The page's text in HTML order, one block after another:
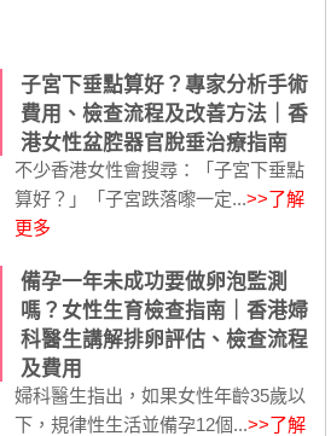
子宮下垂點算好？專家分析手術
費用、檢查流程及改善方法｜香
港女性盆腔器官脫垂治療指南
不少香港女性會搜尋：「子宮下垂點
算好？」「子宮跌落嚟一定...>>了解
更多
備孕一年未成功要做卵泡監測
嗎？女性生育檢查指南｜香港婦
科醫生講解排卵評估、檢查流程
及費用
婦科醫生指出，如果女性年齡35歲以
下，規律性生活並備孕12個...>>了解